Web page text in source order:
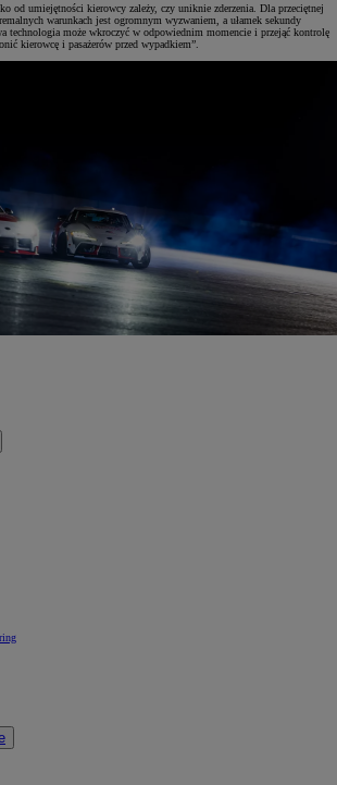
od umiejętności kierowcy zależy, czy uniknie zderzenia. Dla przeciętnej
warunkach jest ogromnym wyzwaniem, a ułamek sekundy
technologia może wkroczyć w odpowiednim momencie i przejąć kontrolę
kierowcę i pasażerów przed wypadkiem”.